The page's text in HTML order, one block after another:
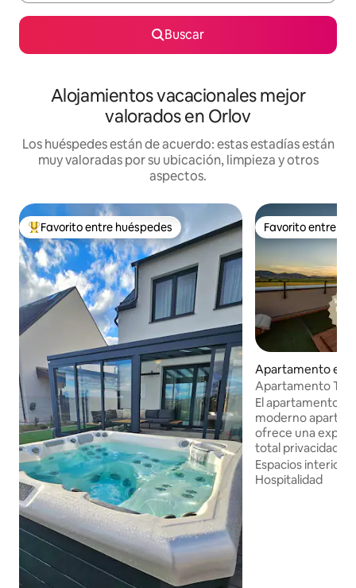
Buscar
Alojamientos vacacionales mejor
valorados en Orlov
Los huéspedes están de acuerdo: estas estadías están
muy valoradas por su ubicación, limpieza y otros
aspectos.
Favorito entre huéspedes preferido
Favorito entre huéspedes Favorito entre
Favorito entre
Apartamento en
Apartamento
privado
El apartamento
moderno
ofrece una
total
terrazas
bienestar con
Espacios
Hospitalidad